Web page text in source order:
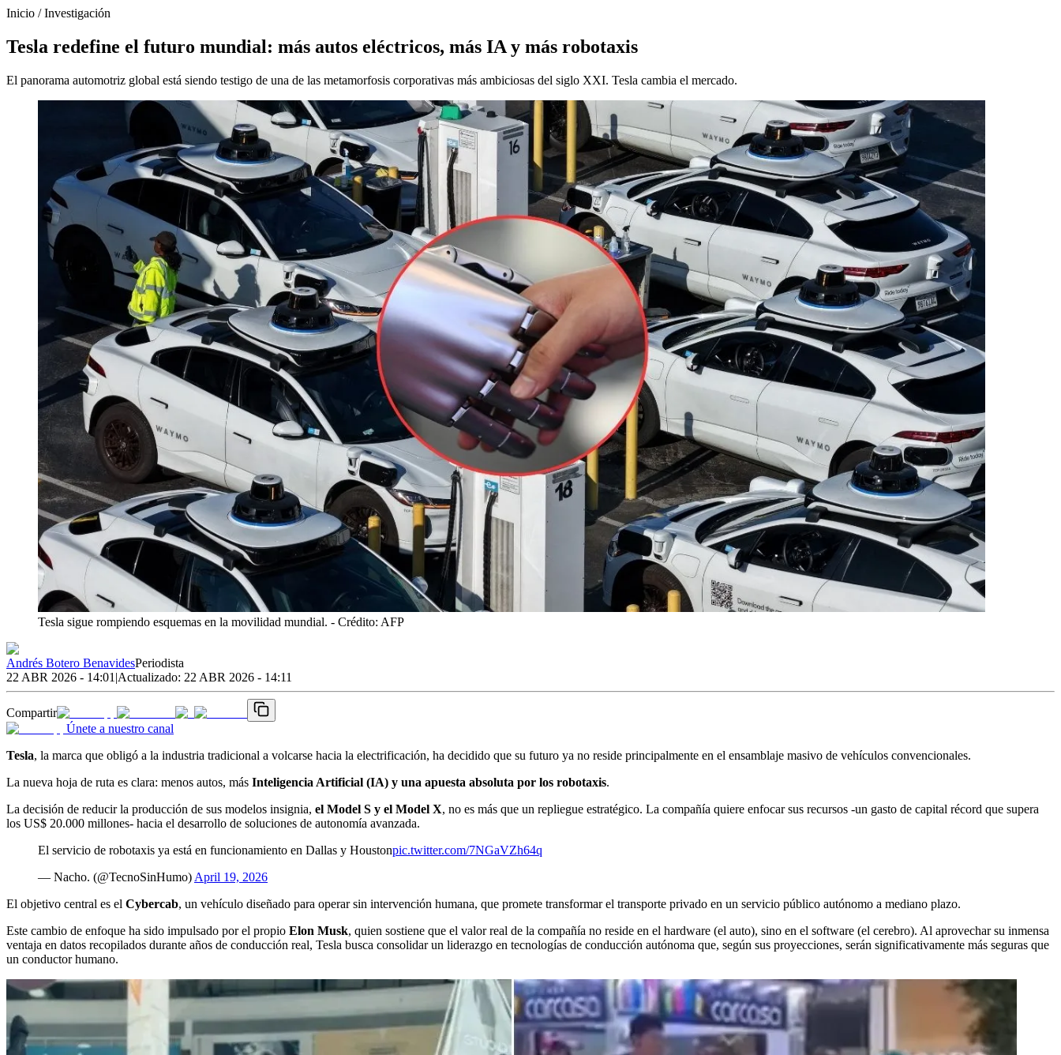
Inicio /Investigación
Tesla redefine el futuro mundial: más autos eléctricos, más IA y más robotaxis
El panorama automotriz global está siendo testigo de una de las metamorfosis corporativas más ambiciosas del siglo XXI. Tesla cambia el mercado.
Tesla sigue rompiendo esquemas en la movilidad mundial. - Crédito: AFP
Andrés Botero BenavidesPeriodista
22 ABR 2026 - 14:01 |Actualizado: 22 ABR 2026 - 14:11
Compartir
Únete a nuestro canal
Tesla, la marca que obligó a la industria tradicional a volcarse hacia la electrificación, ha decidido que su futuro ya no reside principalmente en el ensamblaje masivo de vehículos convencionales.
La nueva hoja de ruta es clara: menos autos, más Inteligencia Artificial (IA) y una apuesta absoluta por los robotaxis.
La decisión de reducir la producción de sus modelos insignia, el Model S y el Model X, no es más que un repliegue estratégico. La compañía quiere enfocar sus recursos -un gasto de capital récord que supera
los US$ 20.000 millones- hacia el desarrollo de soluciones de autonomía avanzada.
El servicio de robotaxis ya está en funcionamiento en Dallas y Houstonpic.twitter.com/7NGaVZh64q
— Nacho. (@TecnoSinHumo) April 19, 2026
El objetivo central es el Cybercab, un vehículo diseñado para operar sin intervención humana, que promete transformar el transporte privado en un servicio público autónomo a mediano plazo.
Este cambio de enfoque ha sido impulsado por el propio Elon Musk, quien sostiene que el valor real de la compañía no reside en el hardware (el auto), sino en el software (el cerebro). Al aprovechar su inmensa
ventaja en datos recopilados durante años de conducción real, Tesla busca consolidar un liderazgo en tecnologías de conducción autónoma que, según sus proyecciones, serán significativamente más seguras que
un conductor humano.